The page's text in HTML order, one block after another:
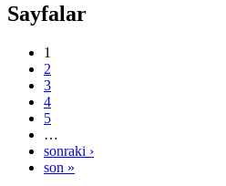
Sayfalar
1
2
3
4
5
…
sonraki ›
son »